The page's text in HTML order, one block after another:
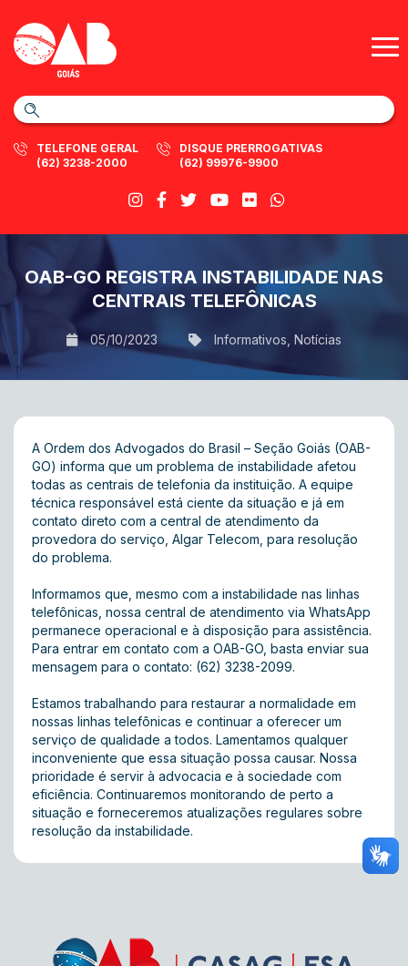
TELEFONE GERAL
(62) 3238-2000
DISQUE PRERROGATIVAS
(62) 99976-9900
OAB-GO REGISTRA INSTABILIDADE NAS
CENTRAIS TELEFÔNICAS
05/10/2023 Informativos Notícias
A Ordem dos Advogados do Brasil – Seção Goiás (OAB-
GO) informa que um problema de instabilidade afetou
todas as centrais de telefonia da instituição. A equipe
técnica responsável está ciente da situação e já em
contato direto com a central de atendimento da
provedora do serviço, Algar Telecom, para resolução
do problema.
Informamos que, mesmo com a instabilidade nas linhas
telefônicas, nossa central de atendimento via WhatsApp
permanece operacional e à disposição para assistência.
Para entrar em contato com a OAB-GO, basta enviar sua
mensagem para o contato: (62) 3238-2099.
Estamos trabalhando para restaurar a normalidade em
nossas linhas telefônicas e continuar a oferecer um
serviço de qualidade a todos. Lamentamos qualquer
inconveniente que essa situação possa causar. Nossa
prioridade é servir à advocacia e à sociedade com
eficiência. Continuaremos monitorando de perto a
situação e forneceremos atualizações regulares sobre
resolução da instabilidade.